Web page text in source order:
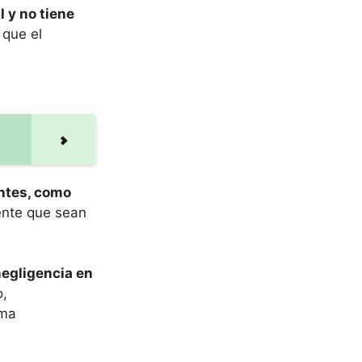
y no tiene
el
como
que sean
en